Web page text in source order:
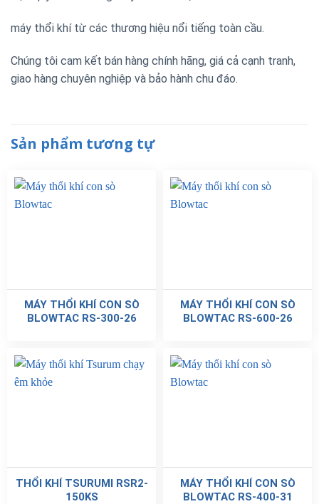
máy thổi khí từ các thương hiệu nổi tiếng toàn cầu.
Chúng tôi cam kết bán hàng chính hãng, giá cả cạnh tranh,
giao hàng chuyên nghiệp và bảo hành chu đáo.
Sản phẩm tương tự
MÁY THỔI KHÍ CON SÒ
BLOWTAC RS-300-26
MÁY THỔI KHÍ CON SÒ
BLOWTAC RS-600-26
THỔI KHÍ TSURUMI RSR2-
150KS
MÁY THỔI KHÍ CON SÒ
BLOWTAC RS-400-31